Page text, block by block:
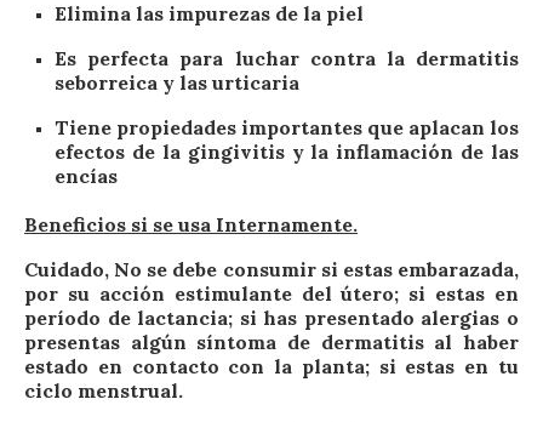
Elimina las impurezas de la piel
Es perfecta para luchar contra la dermatitis
seborreica y las urticaria
Tiene propiedades importantes que aplacan los
efectos de la gingivitis y la inflamación de las
encías
Beneficios si se usa Internamente.
Cuidado, No se debe consumir si estas embarazada,
por su acción estimulante del útero; si estas en
período de lactancia; si has presentado alergias o
presentas algún síntoma de dermatitis al haber
estado en contacto con la planta; si estas en tu
ciclo menstrual.